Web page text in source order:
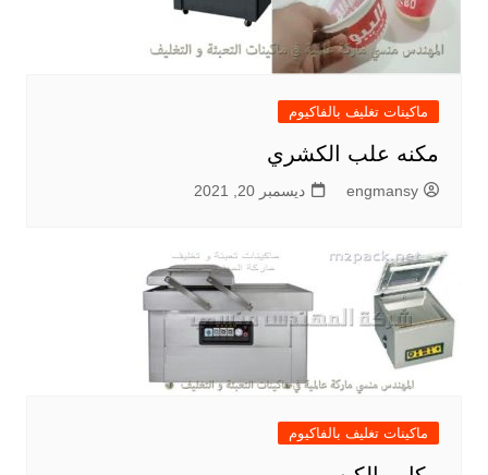
ماكينات تغليف بالفاكيوم
مكنه علب الكشري
engmansy ديسمبر 20, 2021
ماكينات تغليف بالفاكيوم